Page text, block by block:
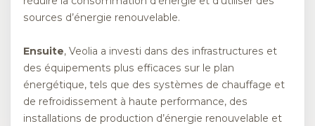
sources d’énergie renouvelable.
Ensuite, Veolia a investi dans des infrastructures et
des équipements plus efficaces sur le plan
énergétique, tels que des systèmes de chauffage et
de refroidissement à haute performance, des
installations de production d’énergie renouvelable et